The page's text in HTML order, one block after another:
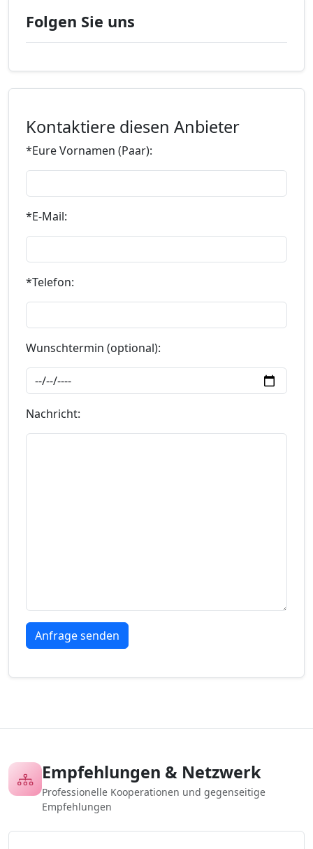
Folgen Sie uns
Kontaktiere diesen Anbieter
*Eure Vornamen (Paar):
*E-Mail:
*Telefon:
Wunschtermin (optional):
Nachricht:
Empfehlungen & Netzwerk
Professionelle Kooperationen und gegenseitige
Empfehlungen